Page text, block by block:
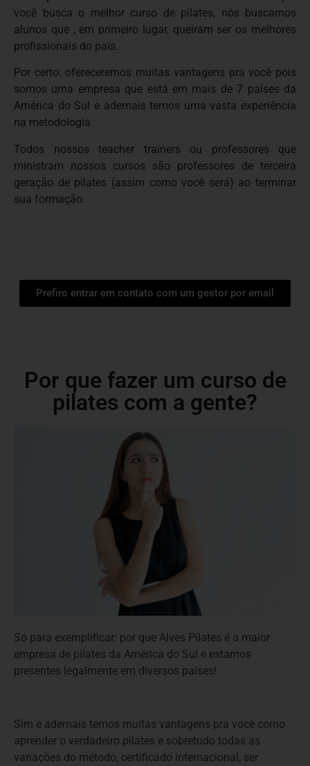
você busca o melhor curso de pilates, nós buscamos
alunos que , em primeiro lugar, queiram ser os melhores
profissionais do país.
Por certo: ofereceremos muitas vantagens pra você pois
somos uma empresa que está em mais de 7 países da
América do Sul e ademais temos uma vasta experiência
na metodologia.
Todos nossos teacher trainers ou professores que
ministram nossos cursos são professores de terceira
geração de pilates (assim como você será) ao terminar
sua formação.
Prefiro entrar em contato com um gestor por email
Por que fazer um curso de
pilates com a gente?
Só para exemplificar: por que Alves Pilates é a maior
empresa de pilates da América do Sul e estamos
presentes legalmente em diversos países!
Sim e ademais temos muitas vantagens pra você como
aprender o verdadeiro pilates e sobretudo todas as
variaçōes do método, certificado internacional, ser